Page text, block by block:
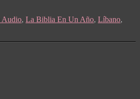
Audio, La Biblia En Un Año, Líbano,